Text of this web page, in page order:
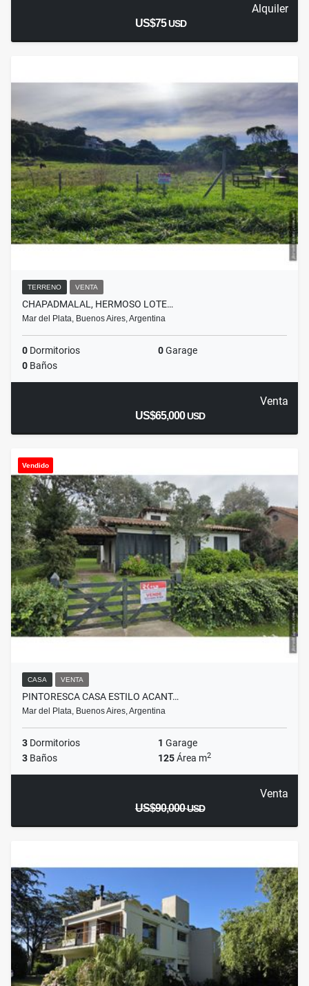
Alquiler
US$75USD
TERRENO VENTA
CHAPADMALAL, HERMOSO LOTE…
Mar del Plata, Buenos Aires, Argentina
0 Dormitorios 0Garage
0 Baños
Venta
US$65,000USD
Vendido
CASA VENTA
PINTORESCA CASA ESTILO ACANT…
Mar del Plata, Buenos Aires, Argentina
3 Dormitorios 1 Garage
3 Baños 125Área m2
Venta
US$90,000USD